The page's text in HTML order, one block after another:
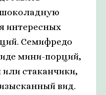
интересных
Семифредо
мини-порций,
стаканчики,
вид.